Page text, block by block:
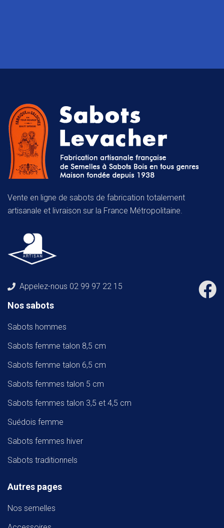
Vente en ligne de sabots de fabrication totalement
artisanale et livraison sur la France Métropolitaine.
Appelez-nous 02 99 97 22 15
Nos sabots
Sabots hommes
Sabots femme talon 8,5 cm
Sabots femme talon 6,5 cm
Sabots femmes talon 5 cm
Sabots femmes talon 3,5 et 4,5 cm
Suédois femme
Sabots femmes hiver
Sabots traditionnels
Autres pages
Nos semelles